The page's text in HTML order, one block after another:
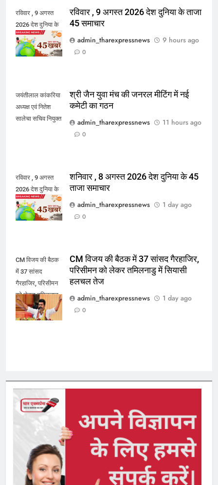
रविवार , 9 अगस्त
2026 देश दुनिया के
ताजा 45 समाचार
रविवार , 9 अगस्त 2026 देश दुनिया के ताजा
45 समाचार
admin_tharexpressnews
9 hours ago
0
जयंतीलाल कांकरिया
अध्यक्ष एवं नितेश
सालेचा सचिव नियुक्त
श्री जैन युवा मंच की जनरल मीटिंग में नई
कमेटी का गठन
admin_tharexpressnews
11 hours ago
0
रविवार , 9 अगस्त
2026 देश दुनिया के
ताजा 45 समाचार
शनिवार , 8 अगस्त 2026 देश दुनिया के 45
ताजा समाचार
admin_tharexpressnews
1 day ago
0
CM विजय की बैठक
में 37 सांसद
गैरहाजिर, परिसीमन
को लेकर तमिलनाडु
में सियासी हलचल
तेज
CM विजय की बैठक में 37 सांसद गैरहाजिर,
परिसीमन को लेकर तमिलनाडु में सियासी
हलचल तेज
admin_tharexpressnews
1 day ago
0